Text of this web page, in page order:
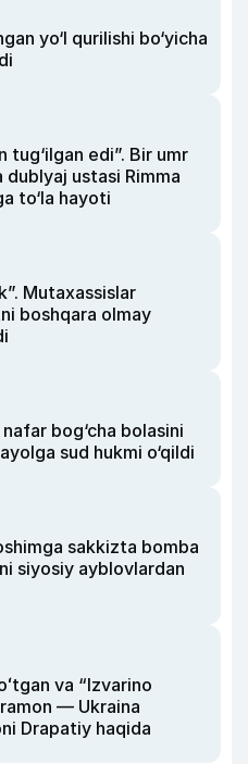
yo‘l qurilishi bo‘yicha
tug‘ilgan edi”. Bir umr
ustasi Rimma
to‘la hayoti
Mutaxassislar
boshqara olmay
bog‘cha bolasini
sud hukmi o‘qildi
sakkizta bomba
siyosiy ayblovlardan
va “Izvarino
— Ukraina
Drapatiy haqida